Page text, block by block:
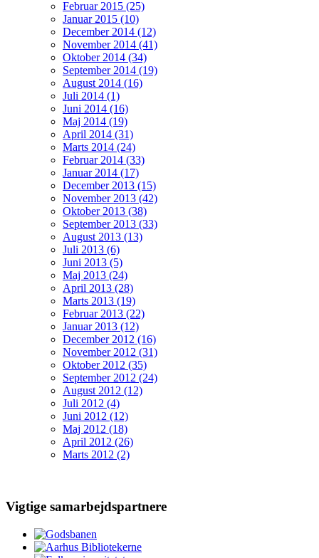
Februar 2015 (25)
Januar 2015 (10)
December 2014 (12)
November 2014 (41)
Oktober 2014 (34)
September 2014 (19)
August 2014 (16)
Juli 2014 (1)
Juni 2014 (16)
Maj 2014 (19)
April 2014 (31)
Marts 2014 (24)
Februar 2014 (33)
Januar 2014 (17)
December 2013 (15)
November 2013 (42)
Oktober 2013 (38)
September 2013 (33)
August 2013 (13)
Juli 2013 (6)
Juni 2013 (5)
Maj 2013 (24)
April 2013 (28)
Marts 2013 (19)
Februar 2013 (22)
Januar 2013 (12)
December 2012 (16)
November 2012 (31)
Oktober 2012 (35)
September 2012 (24)
August 2012 (12)
Juli 2012 (4)
Juni 2012 (12)
Maj 2012 (18)
April 2012 (26)
Marts 2012 (2)
Vigtige samarbejdspartnere